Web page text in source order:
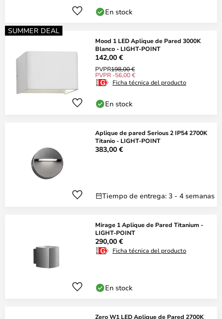
En stock
SUMMER DEAL
Mood 1 LED Aplique de Pared 3000K
Blanco - LIGHT-POINT
142,00 €
PVPR198,00 €
PVPR -56,00 €
Ficha técnica del producto
En stock
Aplique de pared Serious 2 IP54 2700K
Titanio - LIGHT-POINT
383,00 €
Tiempo de entrega: 3 - 4 semanas
Mirage 1 Aplique de Pared Titanium -
LIGHT-POINT
290,00 €
Ficha técnica del producto
En stock
Zero W1 LED Aplique de Pared 2700K